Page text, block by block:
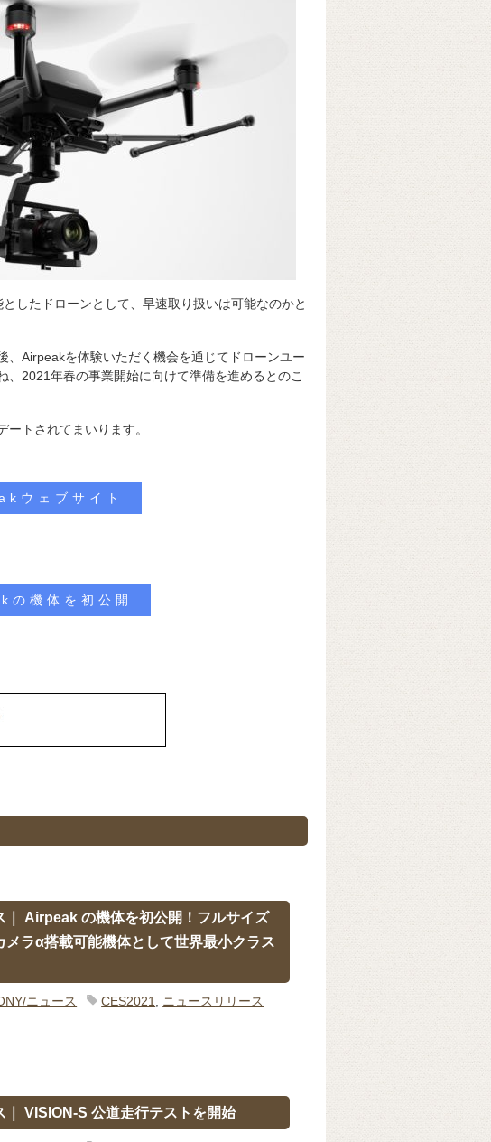
したドローンとして、早速取り扱いは可能なのかと
、Airpeakを体験いただく機会を通じてドローンユー
2021年春の事業開始に向けて準備を進めるとのこ
トされてまいります。
ウェブサイト
機体を初公開
｜ Airpeak の機体を初公開！フルサイズ
メラα搭載可能機体として世界最小クラス
ニュース CES2021
ニュースリリース
｜ VISION-S 公道走行テストを開始